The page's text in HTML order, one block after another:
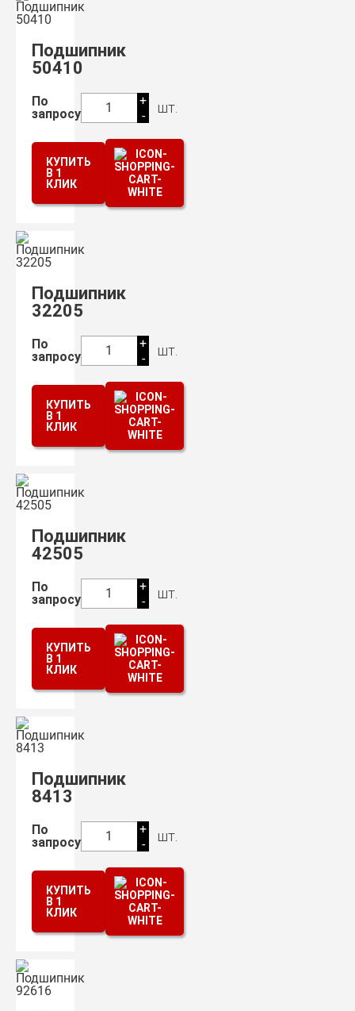
Подшипник
50410
По
запросу
1
+
-
шт.
КУПИТЬ
В 1
КЛИК
Подшипник
32205
По
запросу
1
+
-
шт.
КУПИТЬ
В 1
КЛИК
Подшипник
42505
По
запросу
1
+
-
шт.
КУПИТЬ
В 1
КЛИК
Подшипник
8413
По
запросу
1
+
-
шт.
КУПИТЬ
В 1
КЛИК